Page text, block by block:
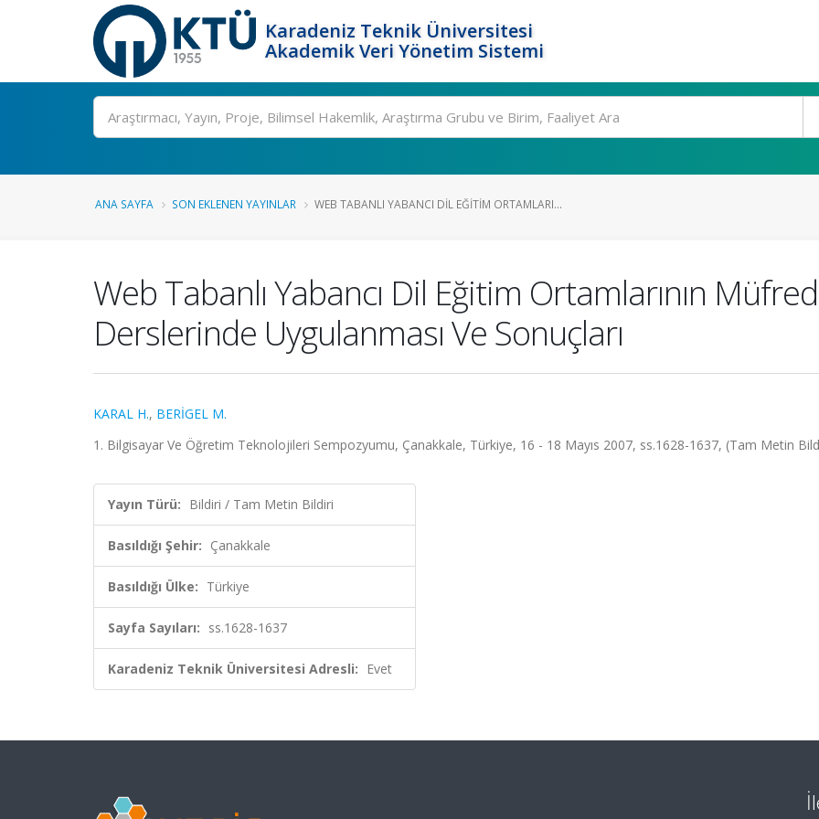
Karadeniz Teknik Üniversitesi
Akademik Veri Yönetim Sistemi
Ara
ANA SAYFA SON EKLENEN YAYINLAR WEB TABANLI YABANCI DIL EĞITIM ORTAMLARI...
Web Tabanlı Yabancı Dil Eğitim Ortamlarının
Derslerinde Uygulanması Ve Sonuçları
KARAL H., BERİGEL M.
1. Bilgisayar Ve Öğretim Teknolojileri Sempozyumu, Çanakkale, Türkiye, 16 - 18 Mayıs 2007, ss.1628-1637, (Tam Metin
Yayın Türü: Bildiri / Tam Metin Bildiri
Basıldığı Şehir: Çanakkale
Basıldığı Ülke: Türkiye
Sayfa Sayıları: ss.1628-1637
Karadeniz Teknik Üniversitesi Adresli: Evet